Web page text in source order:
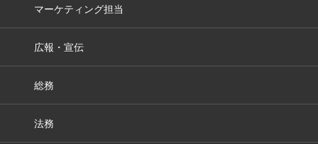
マーケティング担当
広報・宣伝
総務
法務